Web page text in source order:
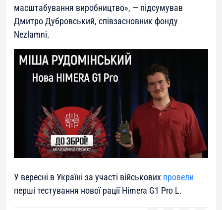
масштабування виробництво», — підсумував
Дмитро Дубровський, співзасновник фонду
Nezlamni.
У вересні в Україні за участі військових провели
перші тестування нової рації Himera G1 Pro L.